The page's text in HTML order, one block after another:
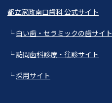
都立家政南口歯科 公式サイト
└白い歯・セラミックの歯サイト
└訪問歯科診療・往診サイト
└採用サイト